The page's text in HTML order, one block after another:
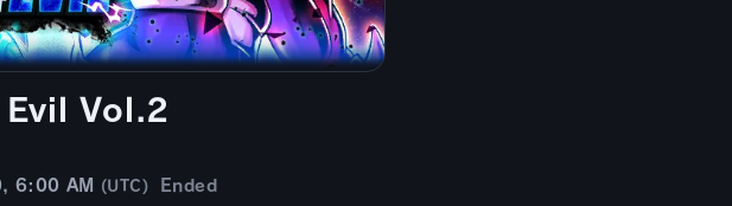
Vol.2
6:00 AM (UTC) Ended